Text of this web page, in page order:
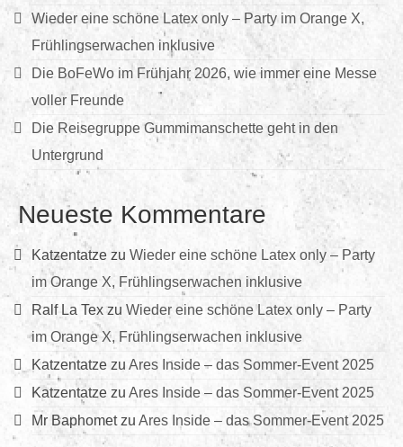
Wieder eine schöne Latex only – Party im Orange X,
Frühlingserwachen inklusive
Die BoFeWo im Frühjahr 2026, wie immer eine Messe
voller Freunde
Die Reisegruppe Gummimanschette geht in den
Untergrund
Neueste Kommentare
Katzentatze zu Wieder eine schöne Latex only – Party
im Orange X, Frühlingserwachen inklusive
Ralf La Tex zu Wieder eine schöne Latex only – Party
im Orange X, Frühlingserwachen inklusive
Katzentatze zu Ares Inside – das Sommer-Event 2025
Katzentatze zu Ares Inside – das Sommer-Event 2025
Mr Baphometzu Ares Inside – das Sommer-Event 2025